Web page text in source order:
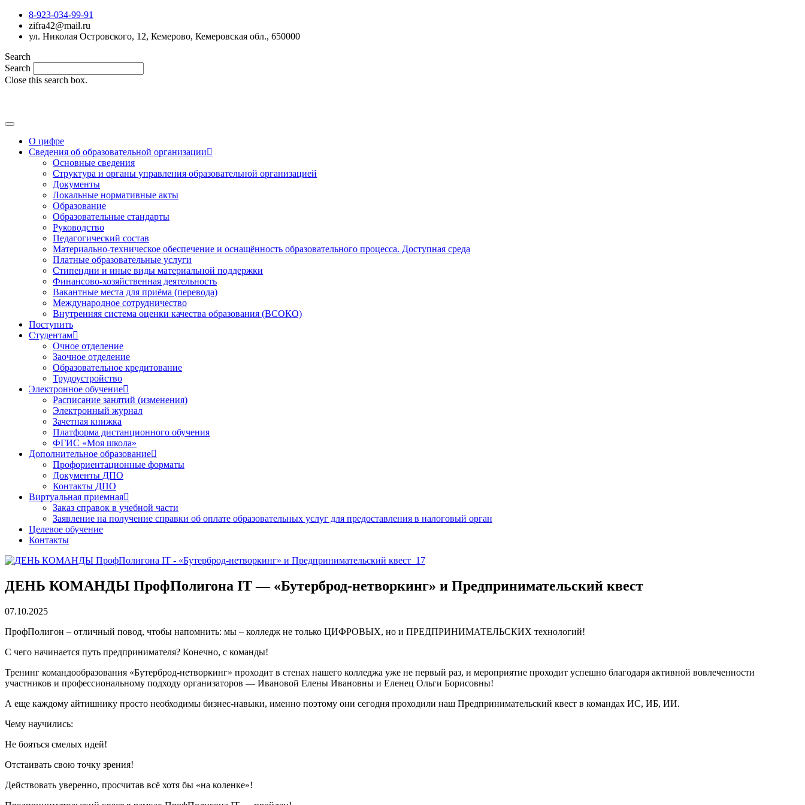
8-923-034-99-91
zifra42@mail.ru
ул. Николая Островского, 12, Кемерово, Кемеровская обл., 650000
Search
Search
Close this search box.
О цифре
Сведения об образовательной организации
Основные сведения
Структура и органы управления образовательной организацией
Документы
Локальные нормативные акты
Образование
Образовательные стандарты
Руководство
Педагогический состав
Материально-техническое обеспечение и оснащённость образовательного процесса. Доступная среда
Платные образовательные услуги
Стипендии и иные виды материальной поддержки
Финансово-хозяйственная деятельность
Вакантные места для приёма (перевода)
Международное сотрудничество
Внутренняя система оценки качества образования (ВСОКО)
Поступить
Студентам
Очное отделение
Заочное отделение
Образовательное кредитование
Трудоустройство
Электронное обучение
Расписание занятий (изменения)
Электронный журнал
Зачетная книжка
Платформа дистанционного обучения
ФГИС «Моя школа»
Дополнительное образование
Профориентационные форматы
Документы ДПО
Контакты ДПО
Виртуальная приемная
Заказ справок в учебной части
Заявление на получение справки об оплате образовательных услуг для предоставления в налоговый орган
Целевое обучение
Контакты
ДЕНЬ КОМАНДЫ ПрофПолигона IT — «Бутерброд-нетворкинг» и Предпринимательский квест
07.10.2025
ПрофПолигон – отличный повод, чтобы напомнить: мы – колледж не только ЦИФРОВЫХ, но и ПРЕДПРИНИМАТЕЛЬСКИХ технологий!
С чего начинается путь предпринимателя? Конечно, с команды!
Тренинг командообразования «Бутерброд-нетворкинг» проходит в стенах нашего колледжа уже не первый раз, и мероприятие проходит успешно благодаря активной вовлеченности
участников и профессиональному подходу организаторов — Ивановой Елены Ивановны и Еленец Ольги Борисовны!
А еще каждому айтишнику просто необходимы бизнес-навыки, именно поэтому они сегодня проходили наш Предпринимательский квест в командах ИС, ИБ, ИИ.
Чему научились:
Не бояться смелых идей!
Отстаивать свою точку зрения!
Действовать уверенно, просчитав всё хотя бы «на коленке»!